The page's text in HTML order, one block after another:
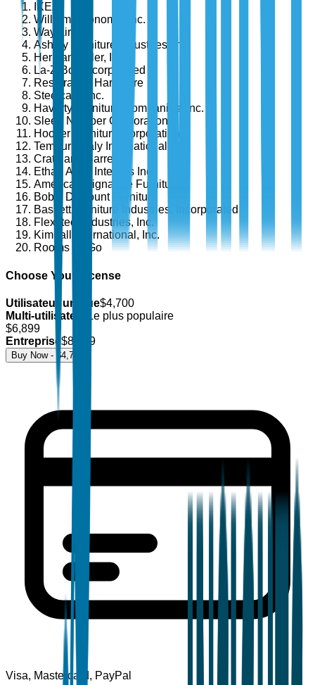
IKEA
Williams-Sonoma, Inc.
Wayfair Inc.
Ashley Furniture Industries, Inc.
Herman Miller, Inc.
La-Z-Boy Incorporated
Restoration Hardware
Steelcase Inc.
Haverty Furniture Companies, Inc.
Sleep Number Corporation
Hooker Furniture Corporation
Tempur Sealy International, Inc.
Crate and Barrel
Ethan Allen Interiors Inc.
American Signature Furniture
Bob’s Discount Furniture
Bassett Furniture Industries, Incorporated
Flexsteel Industries, Inc.
Kimball International, Inc.
Rooms To Go
Choose Your License
Utilisateur unique$4,700
Multi-utilisateur
Le plus populaire
$6,899
Entreprise$8,499
Buy Now - $4,700
Visa, Mastercard, PayPal